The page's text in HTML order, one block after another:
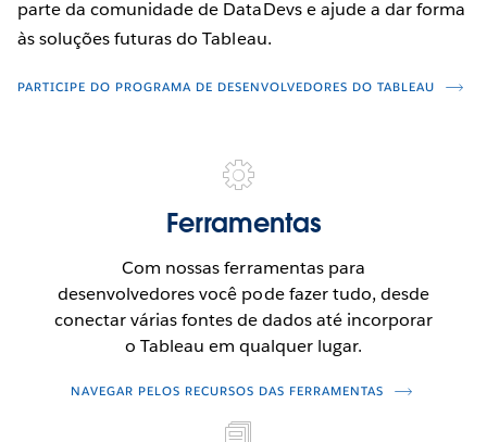
parte da comunidade de DataDevs e ajude a dar forma
às soluções futuras do Tableau.
PARTICIPE DO PROGRAMA DE DESENVOLVEDORES DO TABLEAU
Ferramentas
Com nossas ferramentas para
desenvolvedores você pode fazer tudo, desde
conectar várias fontes de dados até incorporar
o Tableau em qualquer lugar.
NAVEGAR PELOS RECURSOS DAS FERRAMENTAS